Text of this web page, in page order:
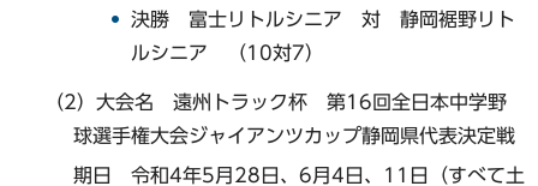
決勝 富士リトルシニア 対 静岡裾野リト
ルシニア （10対7）
（2）大会名 遠州トラック杯 第16回全日本中学野
球選手権大会ジャイアンツカップ静岡県代表決定戦
期日 令和4年5月28日、6月4日、11日（すべて土